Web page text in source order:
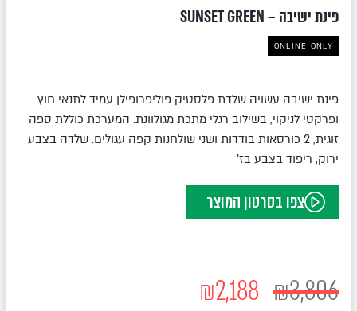
פינת ישיבה – SUNSET GREEN
ONLINE ONLY
פינת ישיבה עשויה שלדת פלסטיק פוליפרופילן עמיד לתנאי חוץ
ופרקטי לניקוי, בשילוב רגלי מתכת מגולוונת. המערכת כוללת ספה
זוגית, 2 כורסאות בודדות ושני שולחנות קפה עגולים. שלדה בצבע
ירוק, ריפוד בצבע בז'
צפו בסרטון המוצר
₪3,806
₪2,188